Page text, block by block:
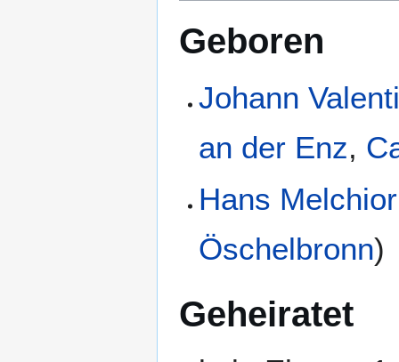
Geboren
Johann
an der Enz,
Hans
Öschelbronn)
Geheiratet